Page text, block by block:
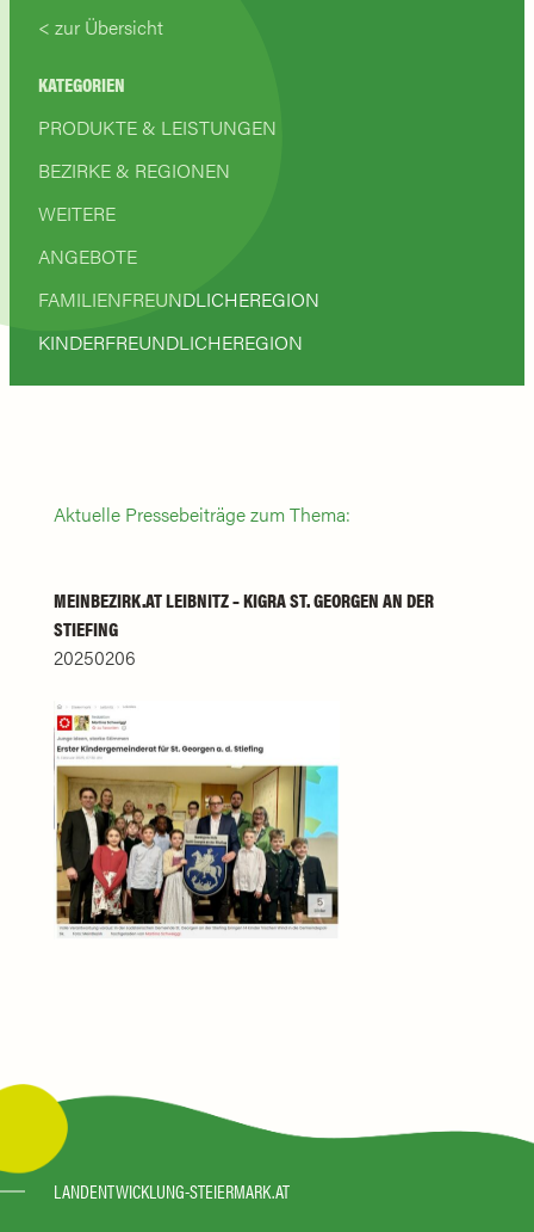
zur Übersicht
KATEGORIEN
PRODUKTE & LEISTUNGEN
BEZIRKE & REGIONEN
WEITERE
ANGEBOTE
FAMILIENFREUNDLICHEREGION
KINDERFREUNDLICHEREGION
Aktuelle Pressebeiträge zum Thema:
MEINBEZIRK.AT LEIBNITZ – KIGRA ST. GEORGEN AN DER
STIEFING
20250206
LANDENTWICKLUNG-STEIERMARK.AT